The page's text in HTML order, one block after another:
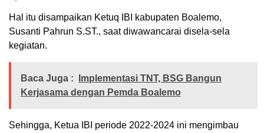
Hal itu disampaikan Ketuq IBI kabupaten Boalemo,
Susanti Pahrun S.ST., saat diwawancarai disela-sela
kegiatan.
Baca Juga :
Implementasi TNT, BSG Bangun
Kerjasama dengan Pemda Boalemo
Sehingga, Ketua IBI periode 2022-2024 ini mengimbau